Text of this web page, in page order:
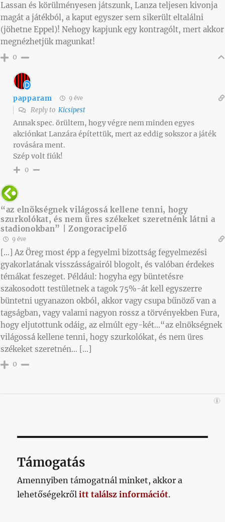
Lassan és körülményesen játszunk, Lanza teljesen kivonja
magát a játékból, a kaput egyszer sem sikerült eltalálni
(jöhetne Eppel)! Nehogy kapjunk egy kontragólt, mert akkor
megnézhetjük magunkat!
0
papparam 9 éve
Reply to Kicsipest
Annak spec. örültem, hogy végre nem minden egyes
akciónkat Lanzára építettük, mert az eddig sokszor a játék
rovására ment.
Szép volt fiúk!
0
“az elnökségnek világossá kellene tenni, hogy
szurkolókat, és nem üres székeket szeretnénk látni a
stadionokban” | Zongoracipelő
9 éve
[…] Az Öreg most épp a fegyelmi bizottság fegyelmezési
gyakorlatának visszásságairól blogolt, és valóban érdekes
témákat feszeget. Például: hogyha egy büntetésre
szakosodott testületnek a tagok 75%-át kell egyszerre
büntetni ugyanazon okból, akkor vagy csupa bűnöző van a
tagságban, vagy valami nagyon rossz a törvényekben Fura,
hogy eljutottunk odáig, az elmúlt egy-két…“az elnökségnek
világossá kellene tenni, hogy szurkolókat, és nem üres
székeket szeretnén… […]
0
Támogatás
Amennyiben támogatnál minket, akkor a
lehetőségekrőlitt találsz információt.